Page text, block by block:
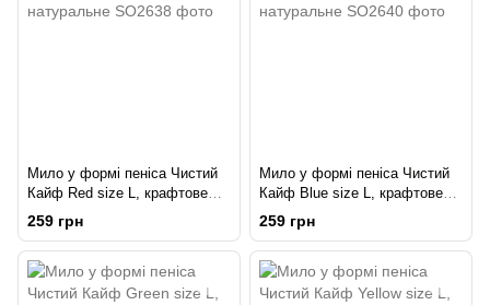
Мило у формі пеніса Чистий
Кайф Red size L, крафтове
мило-член, натуральне
259 грн
Мило у формі пеніса Чистий
Кайф Blue size L, крафтове
мило-член, натуральне
259 грн